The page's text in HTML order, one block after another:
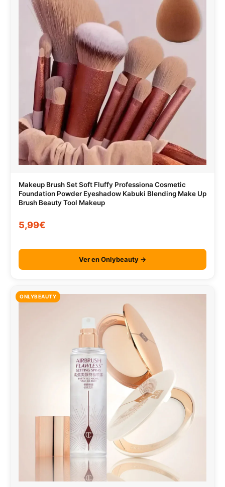
Makeup Brush Set Soft Fluffy Professiona Cosmetic
Foundation Powder Eyeshadow Kabuki Blending Make Up
Brush Beauty Tool Makeup
5,99€
Ver en Onlybeauty →
ONLYBEAUTY